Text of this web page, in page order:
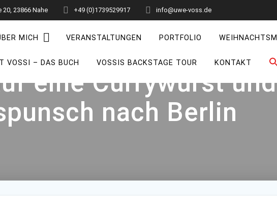
23866 Nahe +49 (0)1739529917 info@uwe-voss.de
MICH VERANSTALTUNGEN PORTFOLIO
VOSSI – DAS BUCH VOSSIS BACKSTAGE TOUR KONTAKT
eine Currywurst und
nach Berlin